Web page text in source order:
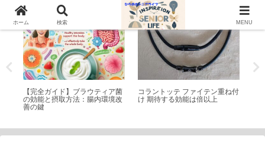
シニアライフ
【完全ガイド】ブラウティア菌
の効能と摂取方法：腸内環境改
善の鍵
シニアライフ
コラントッテ ファイテン重ね付
け 期待する効能は倍以上
ホーム 検索 MENU